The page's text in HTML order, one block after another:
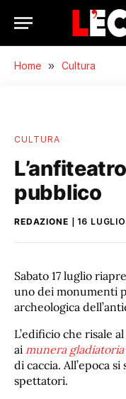
Home » Cultura
CULTURA
pubblico
REDAZIONE 16
Sabato 17 luglio
uno dei monumenti
archeologica
L’edificio che risale
ai munera gladiatoria
di caccia. All’epoca
spettatori.